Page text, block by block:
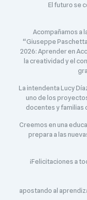
El futuro se
Acompañamos a
“Giuseppe
2026: Aprender en
la creatividad y el
La intendenta Lucy
uno de los
docentes y familias
Creemos en una
prepara a las
¡Felicitaciones a
apostando al